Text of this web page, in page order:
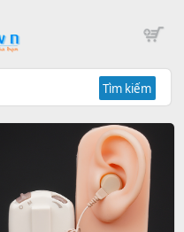
Tìm kiếm